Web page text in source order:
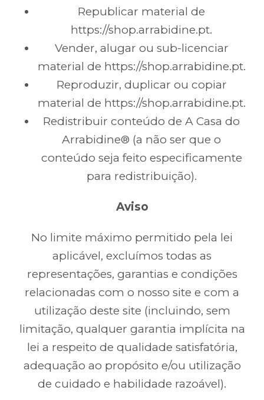
Republicar material de
https://shop.arrabidine.pt.
Vender, alugar ou sub-licenciar
material de https://shop.arrabidine.pt.
Reproduzir, duplicar ou copiar
material de https://shop.arrabidine.pt.
Redistribuir conteúdo de A Casa do
Arrabidine® (a não ser que o
conteúdo seja feito especificamente
para redistribuição).
Aviso
No limite máximo permitido pela lei
aplicável, excluímos todas as
representações, garantias e condições
relacionadas com o nosso site e com a
utilização deste site (incluindo, sem
limitação, qualquer garantia implícita na
lei a respeito de qualidade satisfatória,
adequação ao propósito e/ou utilização
de cuidado e habilidade razoável).